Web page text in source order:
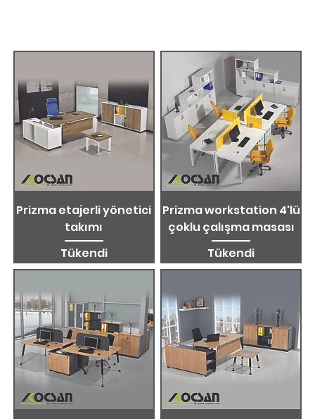
Prizma etajerli yönetici
takımı
Tükendi
Prizma workstation 4'lü
çoklu çalışma masası
Tükendi